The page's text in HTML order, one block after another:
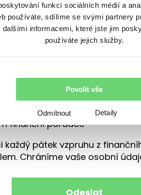
Detaily
funkcí sociálních médií a
používáte, sdílíme se svými partnery
informacemi, které jste jim
používáte jejich služby.
Odmítnout
Povolit vše
finanční poradce
každý pátek vzpruhu z
Chráníme vaše osobní